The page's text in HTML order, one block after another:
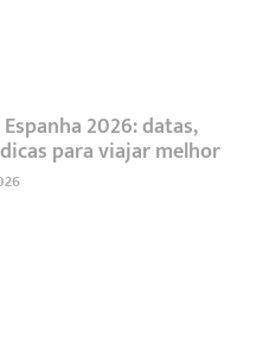
2026: datas,
para viajar melhor